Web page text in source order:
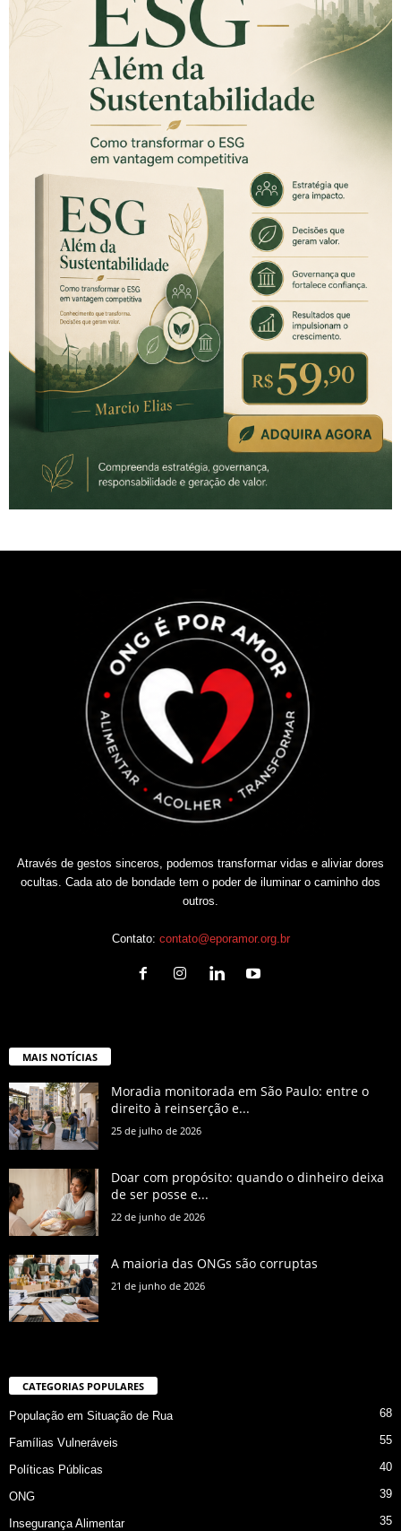
Através de gestos sinceros, podemos transformar vidas e aliviar dores
ocultas. Cada ato de bondade tem o poder de iluminar o caminho dos
outros.
Contato: contato@eporamor.org.br
MAIS NOTÍCIAS
Moradia monitorada em São Paulo: entre o
direito à reinserção e...
25 de julho de 2026
Doar com propósito: quando o dinheiro deixa
de ser posse e...
22 de junho de 2026
A maioria das ONGs são corruptas
21 de junho de 2026
CATEGORIAS POPULARES
População em Situação de Rua 68
Famílias Vulneráveis 55
Políticas Públicas 40
ONG 39
Insegurança Alimentar 35